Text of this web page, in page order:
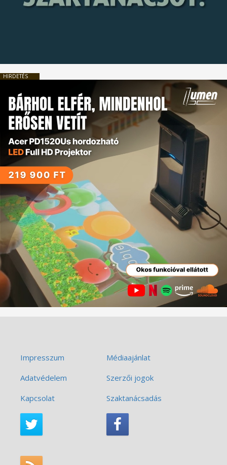
HIRDETÉS
Impresszum
Médiaajánlat
Adatvédelem
Szerzői jogok
Kapcsolat
Szaktanácsadás